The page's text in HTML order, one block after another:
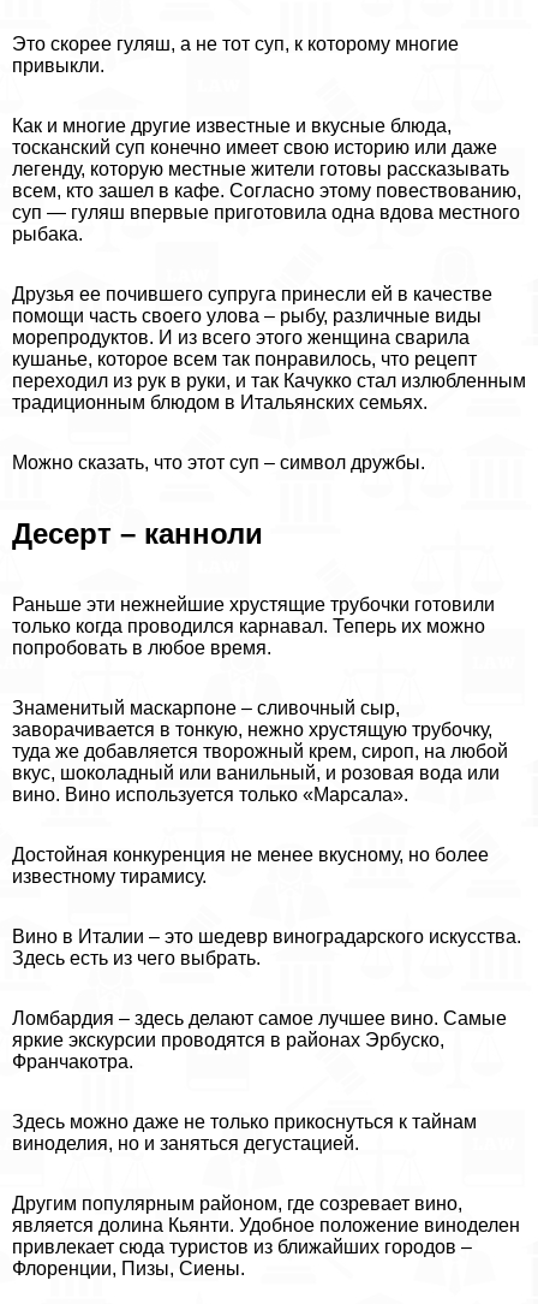
Это скорее гуляш, а не тот суп, к которому многие
привыкли.
Как и многие другие известные и вкусные блюда,
тосканский суп конечно имеет свою историю или даже
легенду, которую местные жители готовы рассказывать
всем, кто зашел в кафе. Согласно этому повествованию,
суп — гуляш впервые приготовила одна вдова местного
рыбака.
Друзья ее почившего супруга принесли ей в качестве
помощи часть своего улова – рыбу, различные виды
морепродуктов. И из всего этого женщина сварила
кушанье, которое всем так понравилось, что рецепт
переходил из рук в руки, и так Качукко стал излюбленным
традиционным блюдом в Итальянских семьях.
Можно сказать, что этот суп – символ дружбы.
Десерт – канноли
Раньше эти нежнейшие хрустящие трубочки готовили
только когда проводился карнавал. Теперь их можно
попробовать в любое время.
Знаменитый маскарпоне – сливочный сыр,
заворачивается в тонкую, нежно хрустящую трубочку,
туда же добавляется творожный крем, сироп, на любой
вкус, шоколадный или ванильный, и розовая вода или
вино. Вино используется только «Марсала».
Достойная конкуренция не менее вкусному, но более
известному тирамису.
Вино в Италии – это шедевр виноградарского искусства.
Здесь есть из чего выбрать.
Ломбардия – здесь делают самое лучшее вино. Самые
яркие экскурсии проводятся в районах Эрбуско,
Франчакотра.
Здесь можно даже не только прикоснуться к тайнам
виноделия, но и заняться дегустацией.
Другим популярным районом, где созревает вино,
является долина Кьянти. Удобное положение виноделен
привлекает сюда туристов из ближайших городов –
Флоренции, Пизы, Сиены.